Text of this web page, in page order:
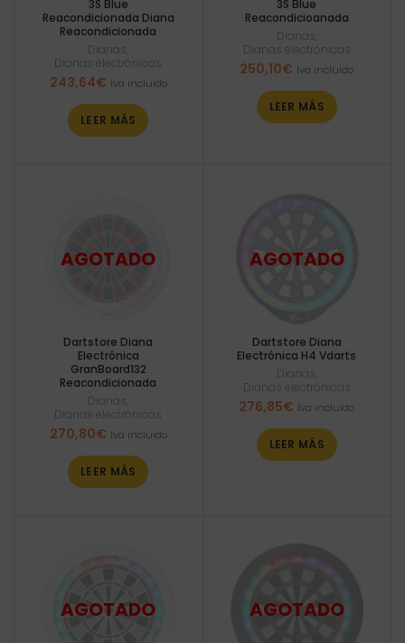
3S Blue
Reacondicionada Diana
Reacondicionada
Dianas
Dianas electrónicas
243,64€ Iva incluido
LEER MÁS
3S Blue
Reacondicioanada
Dianas
Dianas electrónicas
250,10€ Iva incluido
LEER MÁS
Dartstore Diana
Electrónica
GranBoard132
Reacondicionada
Dianas
Dianas electrónicas
270,80€ Iva incluido
LEER MÁS
Dartstore Diana
Electrónica H4 Vdarts
Dianas
Dianas electrónicas
276,85€ Iva incluido
LEER MÁS